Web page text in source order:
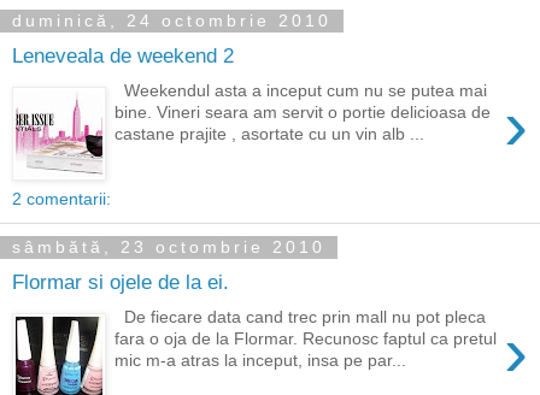
duminică, 24 octombrie 2010
Leneveala de weekend 2
›
Weekendul asta a inceput cum nu se putea mai
bine. Vineri seara am servit o portie delicioasa de
castane prajite , asortate cu un vin alb ...
2 comentarii:
sâmbătă, 23 octombrie 2010
Flormar si ojele de la ei.
›
De fiecare data cand trec prin mall nu pot pleca
fara o oja de la Flormar. Recunosc faptul ca pretul
mic m-a atras la inceput, insa pe par...